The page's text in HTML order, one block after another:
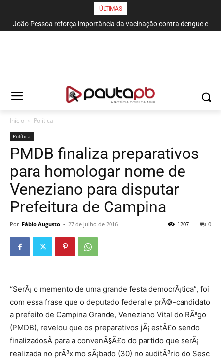
ÚLTIMAS
João Pessoa reforça importância da vacinação contra dengue e
alerta para a segunda dose
Início Política
Política
PMDB finaliza preparativos
para homologar nome de
Veneziano para disputar
Prefeitura de Campina
Por Fábio Augusto - 27 de julho de 2016 0
1207
“SerÃ¡ o memento de uma grande festa democrÃ¡tica”, foi
com essa frase que o deputado federal e prÃ©-candidato
a prefeito de Campina Grande, Veneziano Vital do RÃªgo
(PMDB), revelou que os preparativos jÃ¡ estÃ£o sendo
finalizadosÂ para a convenÃ§Ã£o do partido que serÃ¡
realizada no prÃ³ximo sÃ¡bado (30) no auditÃ³rio do Sesc